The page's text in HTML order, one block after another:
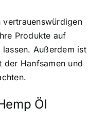
vertrauenswürdigen
Produkte auf
lassen. Außerdem ist
Hanfsamen und
Öl